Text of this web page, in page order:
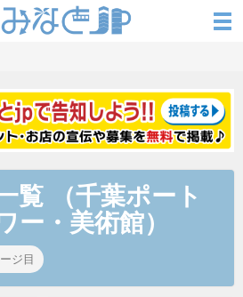
覧 （千葉ポート
ー・美術館）
ジ目